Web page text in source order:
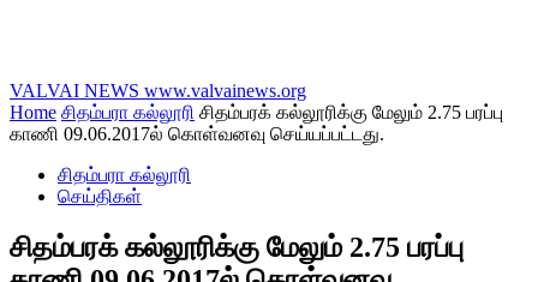
VALVAI NEWS www.valvainews.org
Home சிதம்பரா கல்லூரி சிதம்பரக் கல்லூரிக்கு மேலும் 2.75 பரப்பு
காணி 09.06.2017ல் கொள்வனவு செய்யப்பட்டது.
சிதம்பரா கல்லூரி
செய்திகள்
சிதம்பரக் கல்லூரிக்கு மேலும் 2.75 பரப்பு